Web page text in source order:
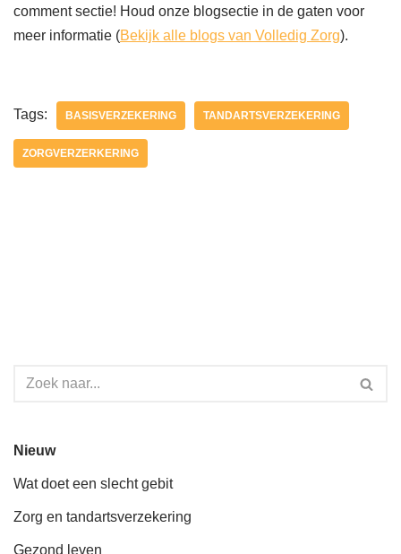
comment sectie! Houd onze blogsectie in de gaten voor
meer informatie (Bekijk alle blogs van Volledig Zorg).
Tags: BASISVERZEKERING TANDARTSVERZEKERING
ZORGVERZERKERING
Nieuw
Wat doet een slecht gebit
Zorg en tandartsverzekering
Gezond leven